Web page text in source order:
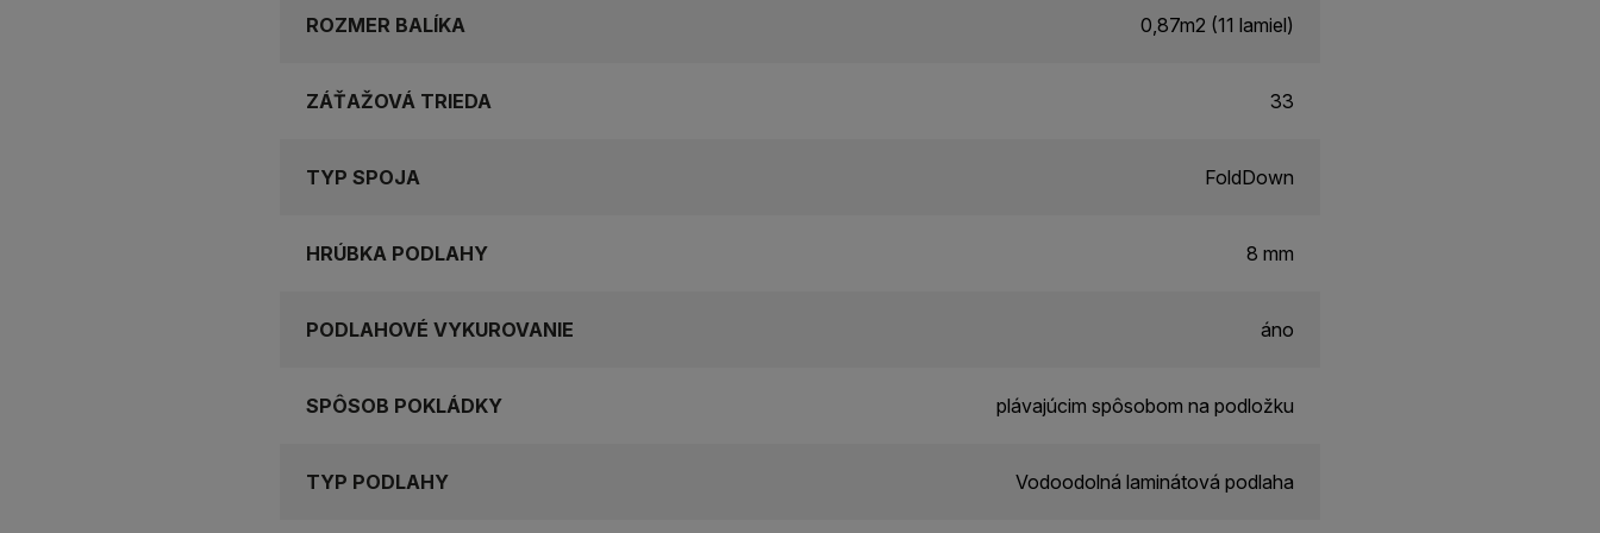
ROZMER BALÍKA 0,87m2 (11 lamiel)
ZÁŤAŽOVÁ TRIEDA 33
TYP SPOJA FoldDown
HRÚBKA PODLAHY 8 mm
PODLAHOVÉ VYKUROVANIE áno
SPÔSOB POKLÁDKY plávajúcim spôsobom na podložku
TYP PODLAHY Vodoodolná laminátová podlaha